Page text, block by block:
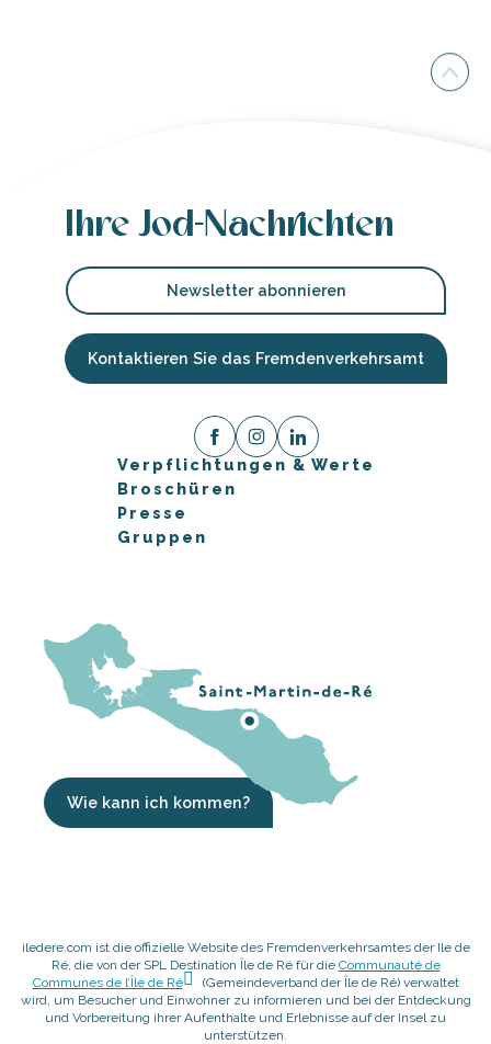
Ihre Jod-Nachrichten
Newsletter abonnieren
Kontaktieren Sie das Fremdenverkehrsamt
Verpflichtungen & Werte
Broschüren
Presse
Gruppen
Wie kann ich kommen?
iledere.com ist die offizielle Website des Fremdenverkehrsamtes der Ile de
Ré, die von der SPL Destination Île de Ré für die Communauté de
Communes de l’Île de Ré
(Gemeindeverband der Île de Ré) verwaltet
wird, um Besucher und Einwohner zu informieren und bei der Entdeckung
und Vorbereitung ihrer Aufenthalte und Erlebnisse auf der Insel zu
unterstützen.